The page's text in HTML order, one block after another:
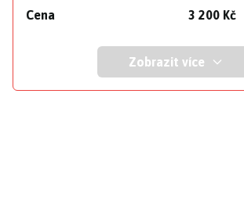
Cena 3 200 Kč
Zobrazit více